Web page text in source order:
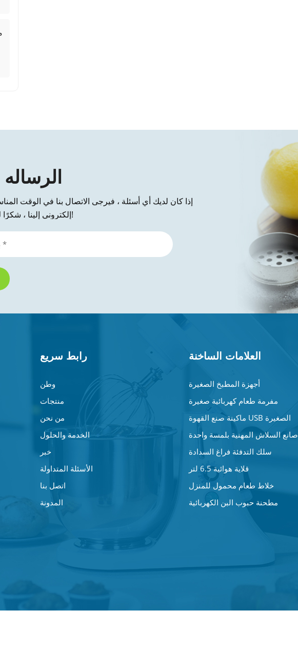
الرساله
إذا كان لديك أي أسئلة ، فيرجى الاتصال بنا في الوقت
إلكتروني إلينا ، شكرًا لك على استفسارك!
رابط سريع
وطن
منتجات
من نحن
الخدمة والحلول
خبر
الأسئلة المتداولة
اتصل بنا
المدونة
العلامات الساخنة
أجهزة المطبخ الصغيرة
مفرمة طعام كهربائية صغيرة
ماكينة صنع القهوة USB الصغيرة
صانع السلاش المهنية بلمسة واحدة
سلك التدفئة فراغ السدادة
قلاية هوائية 6.5 لتر
خلاط طعام محمول للمنزل
مطحنة حبوب البن الكهربائية